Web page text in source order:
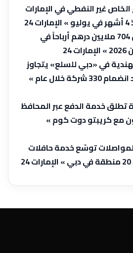
غير النفطي في الإمارات
«سالك» تسجل 704 ملايين درهم أرباحاً في
في «دبي للسلع» يتجاوز
4080 شركة بعد انضمام 330 شركة خلال عام »
خدمة الدفع عبر المحافظ
مع كريبتو دوت كوم »
توسّع خدمة حافلات